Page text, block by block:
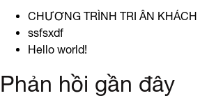
viết
CHƯƠNG TRÌNH TRI ÂN KHÁCH
ssfsxdf
Hello world!
Phản hồi gần đây